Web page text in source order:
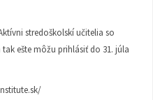
stredoškolskí učitelia so
ešte môžu prihlásiť do 31. júla